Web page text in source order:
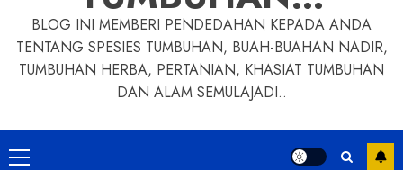
BLOG INI MEMBERI PENDEDAHAN KEPADA ANDA
TENTANG SPESIES TUMBUHAN, BUAH-BUAHAN NADIR,
TUMBUHAN HERBA, PERTANIAN, KHASIAT TUMBUHAN
DAN ALAM SEMULAJADI..
Primary